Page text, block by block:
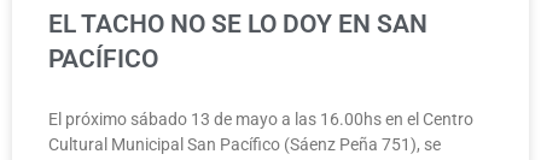
EL TACHO NO SE LO DOY EN SAN
PACÍFICO
El próximo sábado 13 de mayo a las 16.00hs en el Centro
Cultural Municipal San Pacífico (Sáenz Peña 751), se